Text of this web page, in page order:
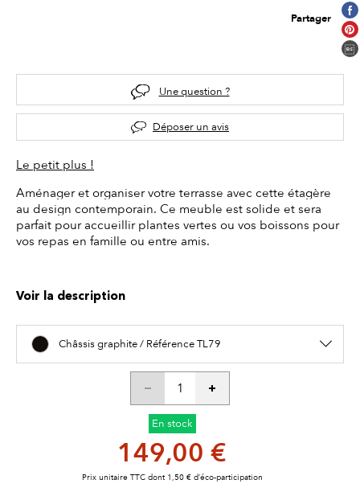
Partager
Une question ?
Déposer un avis
Le petit plus !
Aménager et organiser votre terrasse avec cette étagère
au design contemporain. Ce meuble est solide et sera
parfait pour accueillir plantes vertes ou vos boissons pour
vos repas en famille ou entre amis.
Voir la description
Châssis graphite / Référence TL79
En stock
149,00 €
Prix unitaire TTC dont 1,50 € d’éco-participation